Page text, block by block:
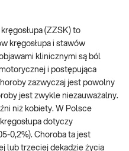
(ZZSK) to
kręgosłupa i stawów
klinicznymi są ból
i postępująca
zazwyczaj jest powolny
jest zwykle niezauważalny.
niż kobiety. W Polsce
dotyczy
0,2%). Choroba ta jest
lub trzeciej dekadzie życia